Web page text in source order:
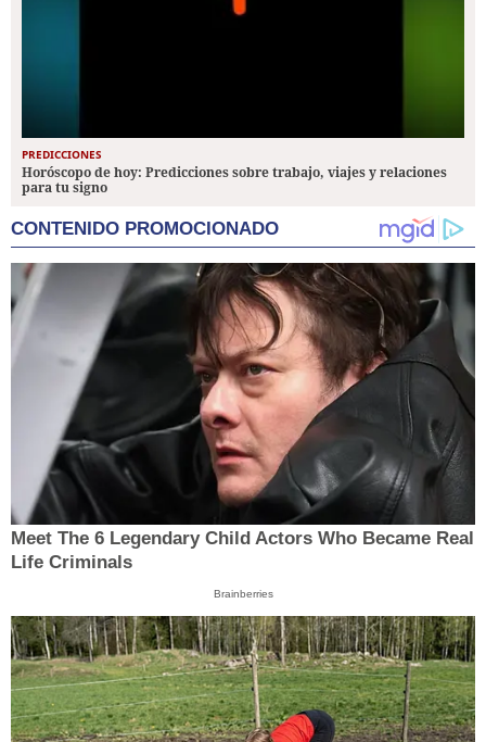
PREDICCIONES
Horóscopo de hoy: Predicciones sobre trabajo, viajes y relaciones
para tu signo
CONTENIDO PROMOCIONADO
Meet The 6 Legendary Child Actors Who Became Real
Life Criminals
Brainberries